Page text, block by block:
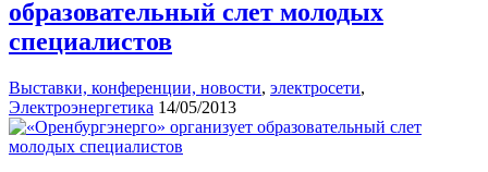
образовательный слет молодых
специалистов
Выставки, конференции, новости, электросети,
Электроэнергетика 14/05/2013